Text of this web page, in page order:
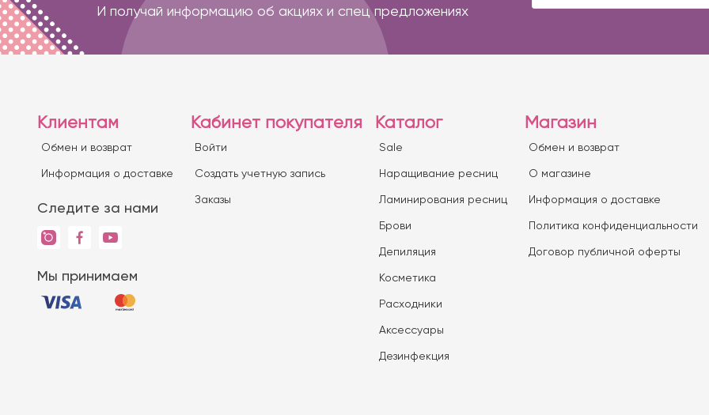
И получай информацию об акциях и спец предложениях
Клиентам
Обмен и возврат
Информация о доставке
Следите за нами
Мы принимаем
Кабинет покупателя
Войти
Создать учетную запись
Заказы
Каталог
Sale
Наращивание ресниц
Ламинирования ресниц
Брови
Депиляция
Косметика
Расходники
Аксессуары
Дезинфекция
Магазин
Обмен и возврат
О магазине
Информация о доставке
Политика конфиденциальности
Договор публичной оферты